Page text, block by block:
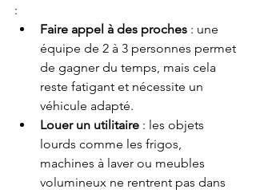
:
Faire appel à des proches : une
équipe de 2 à 3 personnes permet
de gagner du temps, mais cela
reste fatigant et nécessite un
véhicule adapté.
Louer un utilitaire : les objets
lourds comme les frigos,
machines à laver ou meubles
volumineux ne rentrent pas dans